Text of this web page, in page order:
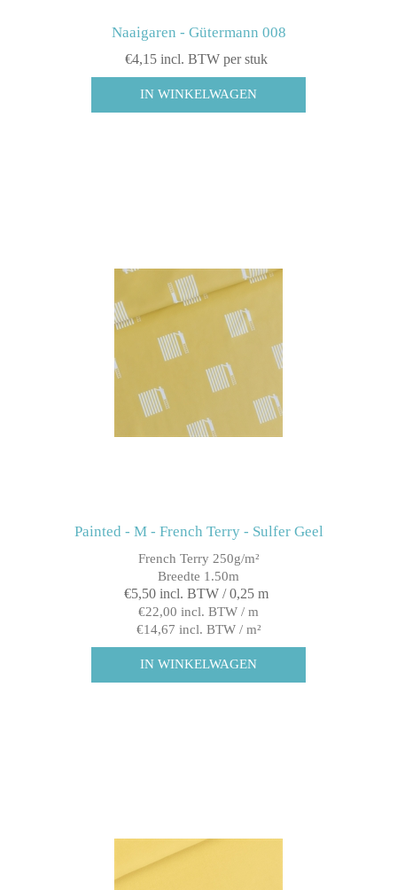
Naaigaren - Gütermann 008
€4,15 incl. BTW per stuk
Painted - M - French Terry - Sulfer Geel
French Terry 250g/m²
Breedte 1.50m
€5,50 incl. BTW / 0,25 m
€22,00 incl. BTW / m
€14,67 incl. BTW / m²